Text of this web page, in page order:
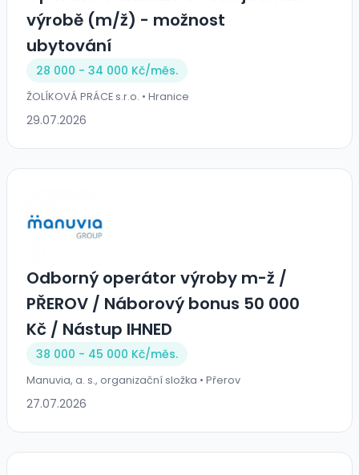
výrobě (m/ž) - možnost
ubytování
28 000 - 34 000 Kč/měs.
ŽOLÍKOVÁ PRÁCE s.r.o. • Hranice
29.07.2026
Odborný operátor výroby m-ž /
PŘEROV / Náborový bonus 50 000
Kč / Nástup IHNED
38 000 - 45 000 Kč/měs.
Manuvia, a. s., organizační složka • Přerov
27.07.2026